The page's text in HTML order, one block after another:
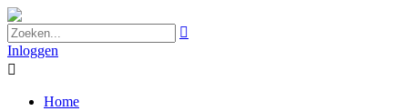

Inloggen

Home